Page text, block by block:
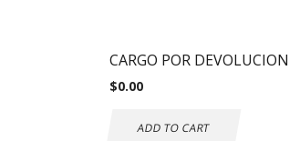
CARGO POR DEVOLUCION
$0.00
ADD TO CART